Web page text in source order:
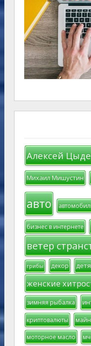
Алексей
Михаил Мишустин
авто
бизнес в интернете
ветер
грибы декор
женские
зимняя рыбалка
криптовалюты
моторное масло